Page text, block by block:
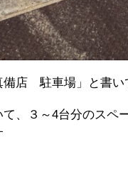
店 駐車場」と書い
、３～4台分のスペ